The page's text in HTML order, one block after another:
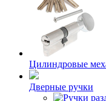
Цилиндровые
Дверные ручки